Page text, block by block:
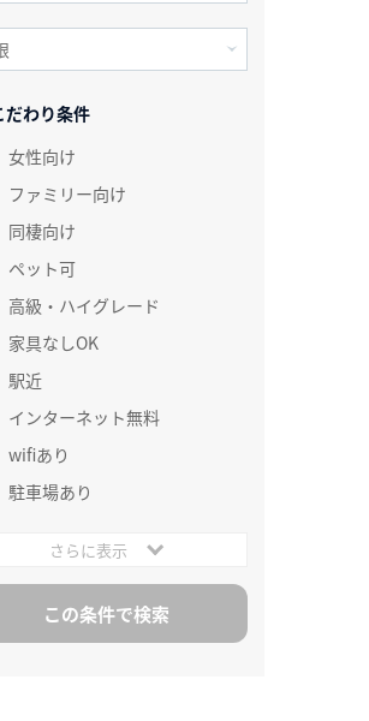
だわり条件
女性向け
ファミリー向け
同棲向け
ペット可
高級・ハイグレード
家具なしOK
駅近
インターネット無料
wifiあり
駐車場あり
さらに表示